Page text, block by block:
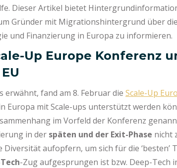
Dieser Artikel bietet
Gründer mit Migrationshintergrund über
und Finanzierung in Europa zu informieren.
Up Europe Konferenz
erwähnt, fand am 8. Februar die Scale-Up
Europa mit Scale-ups unterstützt werden
im Vorfeld der Konferenz
in der späten und der Exit-Phase nicht
Diversität aufopfern, um sich für die
-Zug aufgesprungen ist bzw. Deep-Tech